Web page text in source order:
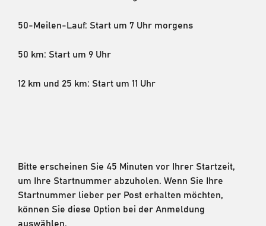
50-Meilen-Lauf: Start um 7 Uhr morgens
50 km: Start um 9 Uhr
12 km und 25 km: Start um 11 Uhr
Bitte erscheinen Sie 45 Minuten vor Ihrer Startzeit,
um Ihre Startnummer abzuholen. Wenn Sie Ihre
Startnummer lieber per Post erhalten möchten,
können Sie diese Option bei der Anmeldung
auswählen.